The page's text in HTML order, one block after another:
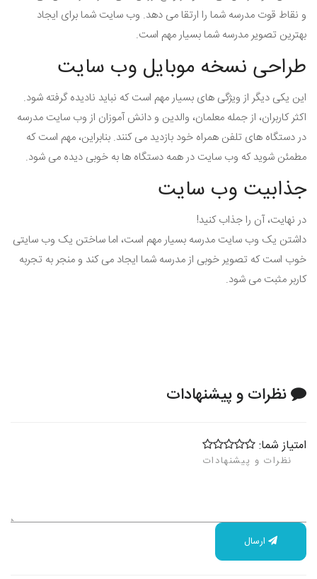
و نقاط قوت مدرسه شما را ارتقا می دهد. وب سایت شما برای ایجاد
بهترین تصویر مدرسه شما بسیار مهم است.
طراحی نسخه موبایل وب سایت
این یکی دیگر از ویژگی های بسیار مهم است که نباید نادیده گرفته شود.
اکثر کاربران، از جمله معلمان، والدین و دانش آموزان از وب سایت مدرسه
در دستگاه های تلفن همراه خود بازدید می کنند. بنابراین، مهم است که
مطمئن شوید که وب سایت در همه دستگاه ها به خوبی دیده می شود.
جذابیت وب سایت
در نهایت، آن را جذاب کنید!
داشتن یک وب سایت مدرسه بسیار مهم است، اما ساختن یک وب سایتی
خوب است که تصویر خوبی از مدرسه شما ایجاد می کند و منجر به تجربه
کاربر مثبت می شود.
نظرات و پیشنهادات
امتیاز شما:
ارسال